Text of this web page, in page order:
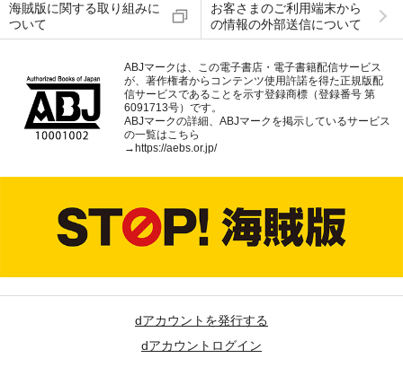
海賊版に関する取り組みに
ついて
お客さまのご利用端末から
の情報の外部送信について
ABJマークは、この電子書店・電子書籍配信サービス
が、著作権者からコンテンツ使用許諾を得た正規版配
信サービスであることを示す登録商標（登録番号 第
6091713号）です。
ABJマークの詳細、ABJマークを掲示しているサービス
の一覧はこちら
→ https://aebs.or.jp/
dアカウントを発行する
dアカウントログイン